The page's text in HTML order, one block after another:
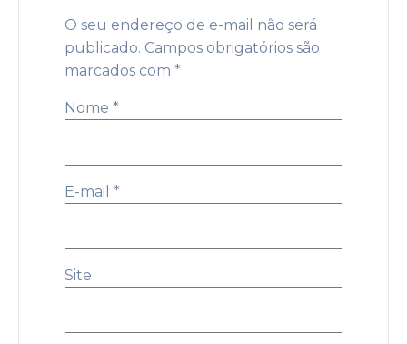
O seu endereço de e-mail não será
publicado. Campos obrigatórios são
marcados com *
Nome *
E-mail *
Site